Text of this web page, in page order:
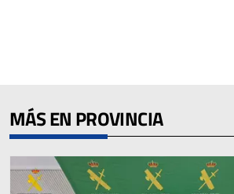
MÁS EN PROVINCIA